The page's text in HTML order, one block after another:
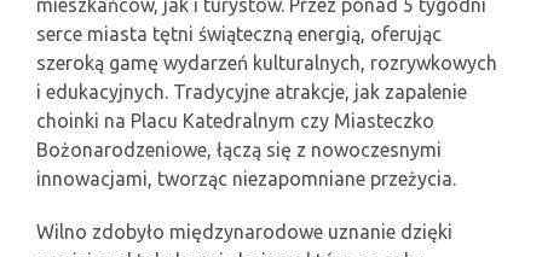
mieszkańców, jak i turystów. Przez ponad 5 tygodni
serce miasta tętni świąteczną energią, oferując
szeroką gamę wydarzeń kulturalnych, rozrywkowych
i edukacyjnych. Tradycyjne atrakcje, jak zapalenie
choinki na Placu Katedralnym czy Miasteczko
Bożonarodzeniowe, łączą się z nowoczesnymi
innowacjami, tworząc niezapomniane przeżycia.
Wilno zdobyło międzynarodowe uznanie dzięki